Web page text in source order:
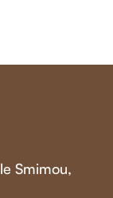
Smimou,